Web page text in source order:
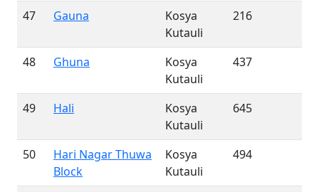
47 Gauna
Kosya
Kutauli
216
48 Ghuna
Kosya
Kutauli
437
49 Hali
Kosya
Kutauli
645
50
Hari Nagar Thuwa
Block
Kosya
Kutauli
494